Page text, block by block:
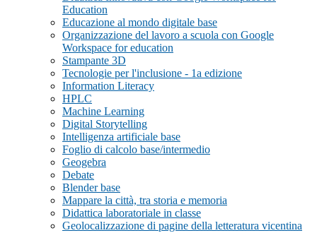
Education
Educazione al mondo digitale base
Organizzazione del lavoro a scuola con Google
Workspace for education
Stampante 3D
Tecnologie per l'inclusione - 1a edizione
Information Literacy
HPLC
Machine Learning
Digital Storytelling
Intelligenza artificiale base
Foglio di calcolo base/intermedio
Geogebra
Debate
Blender base
Mappare la città, tra storia e memoria
Didattica laboratoriale in classe
Geolocalizzazione di pagine della letteratura vicentina